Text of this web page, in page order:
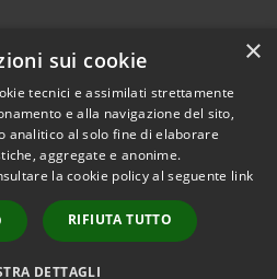
Copyright © 2026 • Comune di
Signa • Powered by
Municipium•
Accesso
redazione
×
sui cookie
tecnici e assimilati strettamente
e alla navigazione del sito,
analitico al solo fine di elaborare
aggregate e anonime.
la cookie policy al seguente link
RIFIUTA TUTTO
DETTAGLI